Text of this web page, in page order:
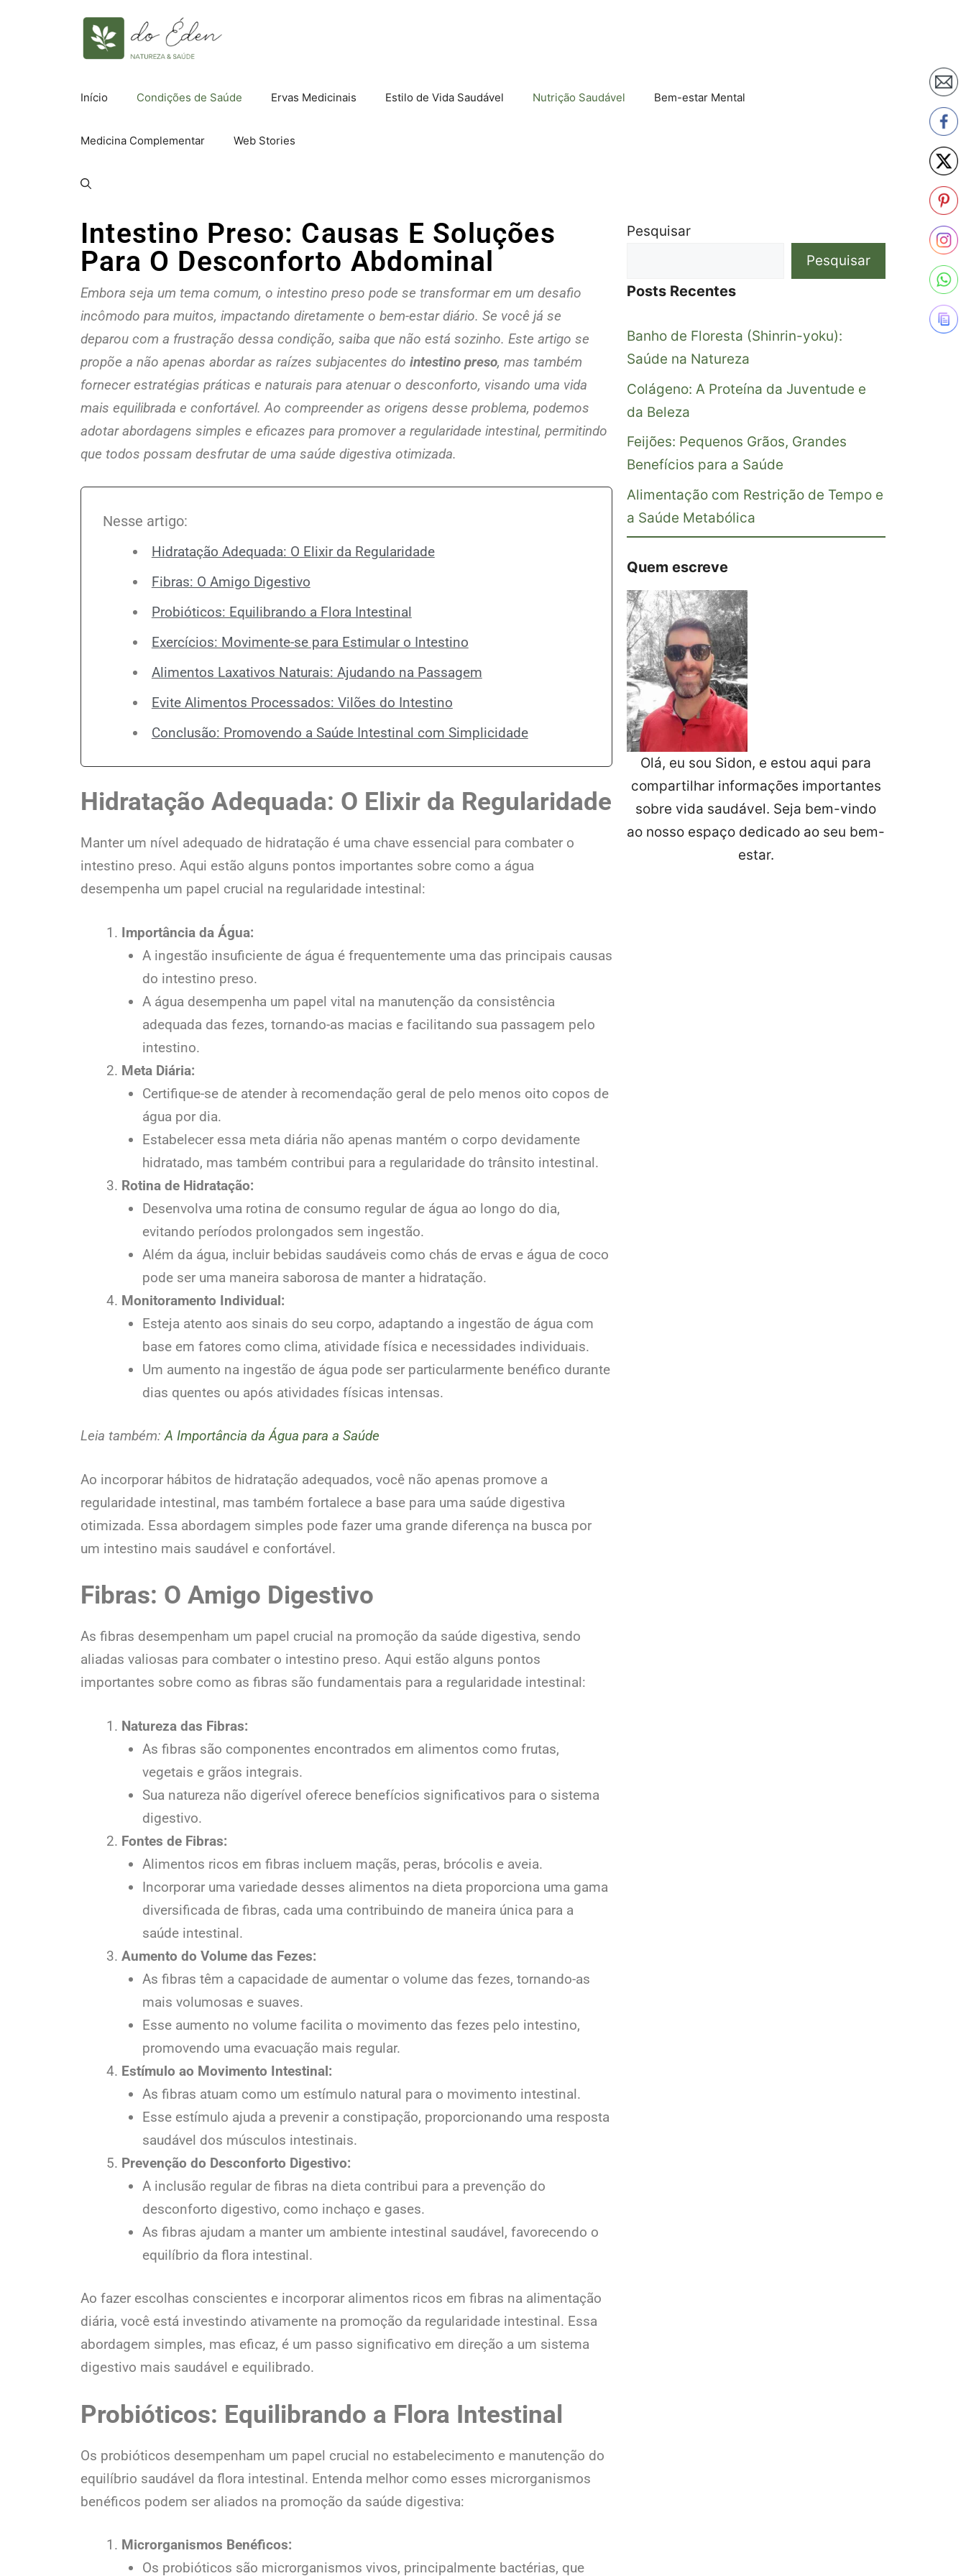
Início Condições de Saúde Ervas Medicinais Estilo de Vida Saudável Nutrição Saudável Bem-estar Mental
Medicina Complementar Web Stories
Intestino Preso: Causas E Soluções
Para O Desconforto Abdominal
Embora seja um tema comum, o intestino preso pode se transformar em um desafio
incômodo para muitos, impactando diretamente o bem-estar diário. Se você já se
deparou com a frustração dessa condição, saiba que não está sozinho. Este artigo se
propõe a não apenas abordar as raízes subjacentes do intestino preso, mas também
fornecer estratégias práticas e naturais para atenuar o desconforto, visando uma vida
mais equilibrada e confortável. Ao compreender as origens desse problema, podemos
adotar abordagens simples e eficazes para promover a regularidade intestinal, permitindo
que todos possam desfrutar de uma saúde digestiva otimizada.
Nesse artigo:
Hidratação Adequada: O Elixir da Regularidade
Fibras: O Amigo Digestivo
Probióticos: Equilibrando a Flora Intestinal
Exercícios: Movimente-se para Estimular o Intestino
Alimentos Laxativos Naturais: Ajudando na Passagem
Evite Alimentos Processados: Vilões do Intestino
Conclusão: Promovendo a Saúde Intestinal com Simplicidade
Hidratação Adequada: O Elixir da Regularidade
Manter um nível adequado de hidratação é uma chave essencial para combater o
intestino preso. Aqui estão alguns pontos importantes sobre como a água
desempenha um papel crucial na regularidade intestinal:
Importância da Água:
A ingestão insuficiente de água é frequentemente uma das principais causas
do intestino preso.
A água desempenha um papel vital na manutenção da consistência
adequada das fezes, tornando-as macias e facilitando sua passagem pelo
intestino.
Meta Diária:
Certifique-se de atender à recomendação geral de pelo menos oito copos de
água por dia.
Estabelecer essa meta diária não apenas mantém o corpo devidamente
hidratado, mas também contribui para a regularidade do trânsito intestinal.
Rotina de Hidratação:
Desenvolva uma rotina de consumo regular de água ao longo do dia,
evitando períodos prolongados sem ingestão.
Além da água, incluir bebidas saudáveis como chás de ervas e água de coco
pode ser uma maneira saborosa de manter a hidratação.
Monitoramento Individual:
Esteja atento aos sinais do seu corpo, adaptando a ingestão de água com
base em fatores como clima, atividade física e necessidades individuais.
Um aumento na ingestão de água pode ser particularmente benéfico durante
dias quentes ou após atividades físicas intensas.
Leia também:A Importância da Água para a Saúde
Ao incorporar hábitos de hidratação adequados, você não apenas promove a
regularidade intestinal, mas também fortalece a base para uma saúde digestiva
otimizada. Essa abordagem simples pode fazer uma grande diferença na busca por
um intestino mais saudável e confortável.
Fibras: O Amigo Digestivo
As fibras desempenham um papel crucial na promoção da saúde digestiva, sendo
aliadas valiosas para combater o intestino preso. Aqui estão alguns pontos
importantes sobre como as fibras são fundamentais para a regularidade intestinal:
Natureza das Fibras:
As fibras são componentes encontrados em alimentos como frutas,
vegetais e grãos integrais.
Sua natureza não digerível oferece benefícios significativos para o sistema
digestivo.
Fontes de Fibras:
Alimentos ricos em fibras incluem maçãs, peras, brócolis e aveia.
Incorporar uma variedade desses alimentos na dieta proporciona uma gama
diversificada de fibras, cada uma contribuindo de maneira única para a
saúde intestinal.
Aumento do Volume das Fezes:
As fibras têm a capacidade de aumentar o volume das fezes, tornando-as
mais volumosas e suaves.
Esse aumento no volume facilita o movimento das fezes pelo intestino,
promovendo uma evacuação mais regular.
Estímulo ao Movimento Intestinal:
As fibras atuam como um estímulo natural para o movimento intestinal.
Esse estímulo ajuda a prevenir a constipação, proporcionando uma resposta
saudável dos músculos intestinais.
Prevenção do Desconforto Digestivo:
A inclusão regular de fibras na dieta contribui para a prevenção do
desconforto digestivo, como inchaço e gases.
As fibras ajudam a manter um ambiente intestinal saudável, favorecendo o
equilíbrio da flora intestinal.
Ao fazer escolhas conscientes e incorporar alimentos ricos em fibras na alimentação
diária, você está investindo ativamente na promoção da regularidade intestinal. Essa
abordagem simples, mas eficaz, é um passo significativo em direção a um sistema
digestivo mais saudável e equilibrado.
Probióticos: Equilibrando a Flora Intestinal
Os probióticos desempenham um papel crucial no estabelecimento e manutenção do
equilíbrio saudável da flora intestinal. Entenda melhor como esses microrganismos
benéficos podem ser aliados na promoção da saúde digestiva:
Microrganismos Benéficos:
Os probióticos são microrganismos vivos, principalmente bactérias, que
Pesquisar
Pesquisar
Posts Recentes
Banho de Floresta (Shinrin-yoku):
Saúde na Natureza
Colágeno: A Proteína da Juventude e
da Beleza
Feijões: Pequenos Grãos, Grandes
Benefícios para a Saúde
Alimentação com Restrição de Tempo e
a Saúde Metabólica
Quem escreve
Olá, eu sou Sidon, e estou aqui para
compartilhar informações importantes
sobre vida saudável. Seja bem-vindo
ao nosso espaço dedicado ao seu bem-
estar.